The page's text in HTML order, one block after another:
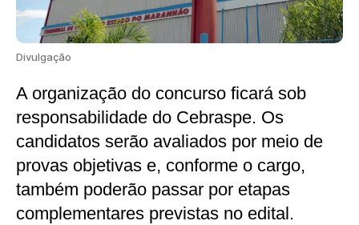
Divulgação
A organização do concurso ficará sob
responsabilidade do Cebraspe. Os
candidatos serão avaliados por meio de
provas objetivas e, conforme o cargo,
também poderão passar por etapas
complementares previstas no edital.